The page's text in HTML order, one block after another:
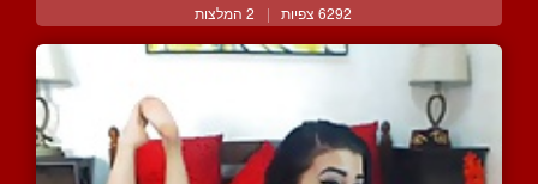
6292 צפיות | 2 המלצות